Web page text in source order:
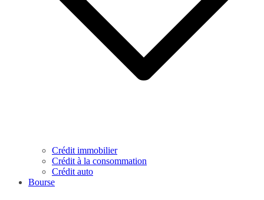
Crédit immobilier
Crédit à la consommation
Crédit auto
Bourse